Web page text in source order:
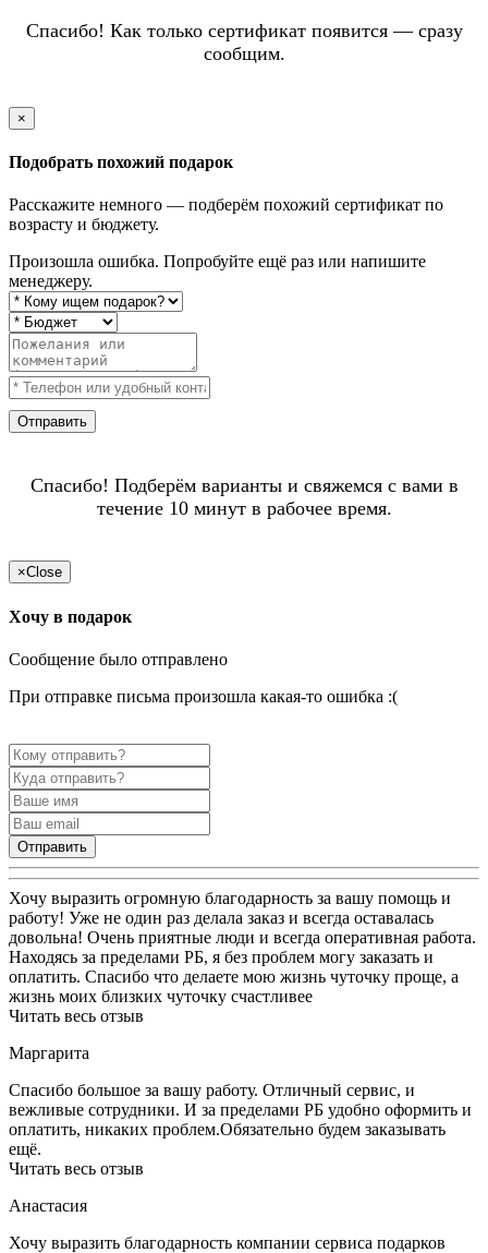
Спасибо! Как только сертификат появится — сразу
сообщим.
×
Подобрать похожий подарок
Расскажите немного — подберём похожий сертификат по
возрасту и бюджету.
Произошла ошибка. Попробуйте ещё раз или напишите
менеджеру.
Отправить
Спасибо! Подберём варианты и свяжемся с вами в
течение 10 минут в рабочее время.
×Close
Хочу в подарок
Сообщение было отправлено
При отправке письма произошла какая-то ошибка :(
Отправить
Хочу выразить огромную благодарность за вашу помощь и
работу! Уже не один раз делала заказ и всегда оставалась
довольна! Очень приятные люди и всегда оперативная работа.
Находясь за пределами РБ, я без проблем могу заказать и
оплатить. Спасибо что делаете мою жизнь чуточку проще, а
жизнь моих близких чуточку счастливее
Читать весь отзыв
Маргарита
Спасибо большое за вашу работу. Отличный сервис, и
вежливые сотрудники. И за пределами РБ удобно оформить и
оплатить, никаких проблем.Обязательно будем заказывать
ещё.
Читать весь отзыв
Анастасия
Хочу выразить благодарность компании сервиса подарков